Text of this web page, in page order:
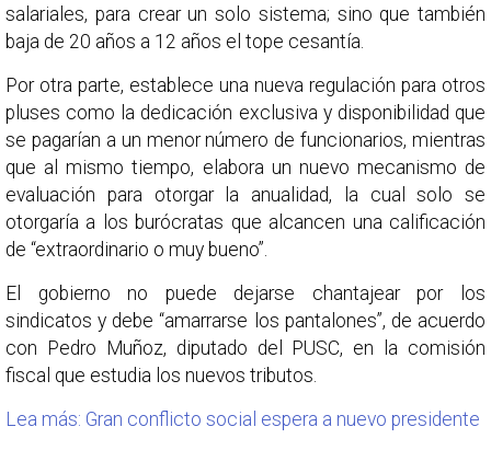
salariales, para crear un solo sistema; sino que también
baja de 20 años a 12 años el tope cesantía.
Por otra parte, establece una nueva regulación para otros
pluses como la dedicación exclusiva y disponibilidad que
se pagarían a un menor número de funcionarios, mientras
que al mismo tiempo, elabora un nuevo mecanismo de
evaluación para otorgar la anualidad, la cual solo se
otorgaría a los burócratas que alcancen una calificación
de “extraordinario o muy bueno”.
El gobierno no puede dejarse chantajear por los
sindicatos y debe “amarrarse los pantalones”, de acuerdo
con Pedro Muñoz, diputado del PUSC, en la comisión
fiscal que estudia los nuevos tributos.
Lea más: Gran conflicto social espera a nuevo presidente